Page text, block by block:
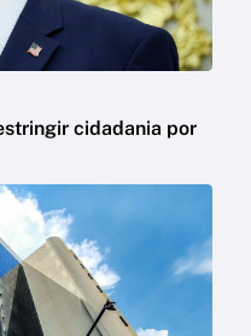
cidadania por